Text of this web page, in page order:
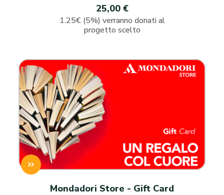
25,00 €
1.25€ (5%) verranno donati al
progetto scelto
Mondadori Store - Gift Card